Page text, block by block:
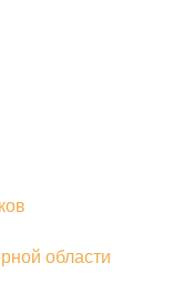
области